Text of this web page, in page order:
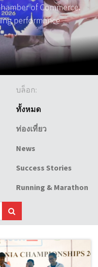
of Commerce.
performance
บล็อก:
ทั้งหมด
ท่องเที่ยว
News
Success Stories
Running & Marathon